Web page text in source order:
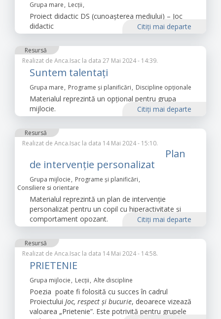
Grupa mare Lecții
Proiect didactic DS (cunoașterea mediului) – Joc
didactic
Citiţi mai departe
Resursă
Realizat de Anca.Isac la data 27 Mai 2024 - 14:39.
Suntem talentați
Grupa mare Programe și planificări Discipline opţionale
Materialul reprezintă un opțional pentru grupa
mijlocie.
Citiţi mai departe
Resursă
Realizat de Anca.Isac la data 14 Mai 2024 - 15:10.
Plan
de intervenție personalizat
Grupa mijlocie
Programe și planificări
Consiliere si orientare
Materialul reprezintă un plan de intervenție
personalizat pentru un copil cu hiperactivitate și
comportament opozant.
Citiţi mai departe
Resursă
Realizat de Anca.Isac la data 14 Mai 2024 - 14:58.
PRIETENIE
Grupa mijlocie Lecții Alte discipline
Poezia poate fi folosită cu succes în cadrul
Proiectului Joc, respect și bucurie, deoarece vizează
valoarea „Prietenie”. Este potrivită pentru grupele